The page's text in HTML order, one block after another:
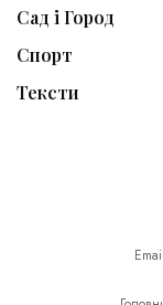
Сад і Город
Спорт
Тексти